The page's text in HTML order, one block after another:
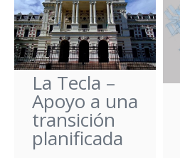
La Tecla –
Apoyo a una
transición
planificada